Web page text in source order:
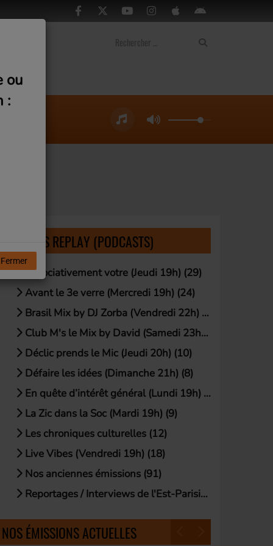
LISTE DES REPLAY (PODCASTS)
Associativement votre (Jeudi 19h) (29)
Avant le 3e verre (Mercredi 19h) (24)
Brasil Mix by DJ Zorba (Vendredi 22h) (21)
Club M's le Mix by David (Samedi 23h) (19)
Déclic prends le Mic (Jeudi 20h) (10)
Défaire les idées (Dimanche 21h) (8)
En quête d’intérêt général (Lundi 19h) (18)
La Zic dans la Soc (Mardi 19h) (9)
Les chroniques culturelles (12)
Live Vibes (Vendredi 19h) (18)
Nos anciennes émissions (91)
Reportages / Interviews de l'Est-Parisien (54)
NOS ÉMISSIONS ACTUELLES
ou
:
Fermer